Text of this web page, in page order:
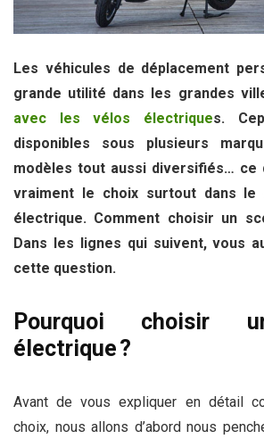
Les véhicules de déplacement
grande utilité dans les grandes
avec les vélos électriques.
disponibles sous plusieurs
modèles tout aussi diversifiés… ce
vraiment le choix surtout dans le
électrique. Comment choisir un
Dans les lignes qui suivent, vous
cette question.
Pourquoi choisir
électrique ?
Avant de vous expliquer en détail
choix, nous allons d’abord nous